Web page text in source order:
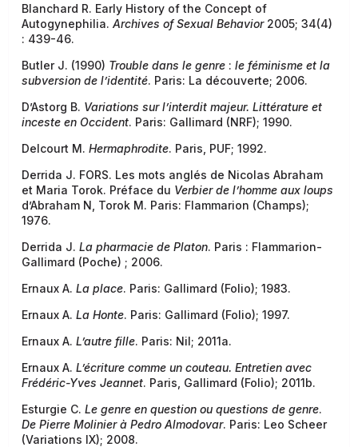
Blanchard R. Early History of the Concept of
Autogynephilia. Archives of Sexual Behavior 2005; 34(4)
: 439-46.
Butler J. (1990) Trouble dans le genre : le féminisme et la
subversion de l’identité. Paris: La découverte; 2006.
D’Astorg B. Variations sur l’interdit majeur. Littérature et
inceste en Occident. Paris: Gallimard (NRF); 1990.
Delcourt M. Hermaphrodite. Paris, PUF; 1992.
Derrida J. FORS. Les mots anglés de Nicolas Abraham
et Maria Torok. Préface du Verbier de l’homme aux loups
d’Abraham N, Torok M. Paris: Flammarion (Champs);
1976.
Derrida J. La pharmacie de Platon. Paris : Flammarion-
Gallimard (Poche) ; 2006.
Ernaux A. La place. Paris: Gallimard (Folio); 1983.
Ernaux A. La Honte. Paris: Gallimard (Folio); 1997.
Ernaux A. L’autre fille. Paris: Nil; 2011a.
Ernaux A. L’écriture comme un couteau. Entretien avec
Frédéric-Yves Jeannet. Paris, Gallimard (Folio); 2011b.
Esturgie C. Le genre en question ou questions de genre.
De Pierre Molinier à Pedro Almodovar. Paris: Leo Scheer
(Variations IX); 2008.